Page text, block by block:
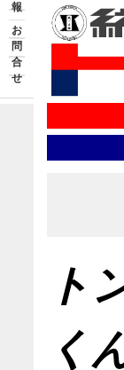
報
お
問
合
せ
ト
く